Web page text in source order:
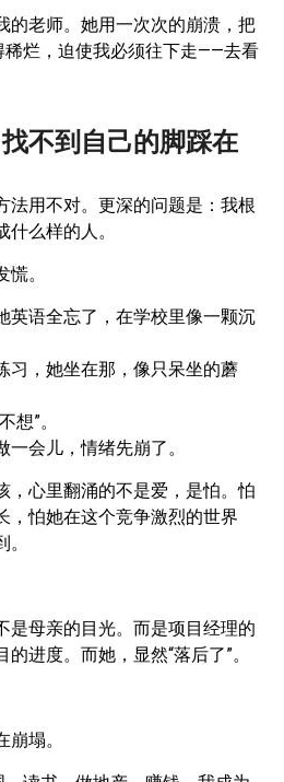
的老师。她用一次次的崩溃，把
稀烂，迫使我必须往下走——去看
不到自己的脚踩在
法用不对。更深的问题是：我根
么样的人。
。
英语全忘了，在学校里像一颗沉
习，她坐在那，像只呆坐的蘑
想”。
会儿，情绪先崩了。
，心里翻涌的不是爱，是怕。怕
，怕她在这个竞争激烈的世界
是母亲的目光。而是项目经理的
进度。而她，显然“落后了”。
塌。